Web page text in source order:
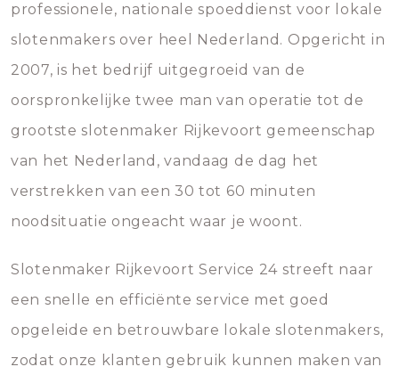
professionele, nationale spoeddienst voor lokale
slotenmakers over heel Nederland. Opgericht in
2007, is het bedrijf uitgegroeid van de
oorspronkelijke twee man van operatie tot de
grootste slotenmaker Rijkevoort gemeenschap
van het Nederland, vandaag de dag het
verstrekken van een 30 tot 60 minuten
noodsituatie ongeacht waar je woont.
Slotenmaker Rijkevoort Service 24 streeft naar
een snelle en efficiënte service met goed
opgeleide en betrouwbare lokale slotenmakers,
zodat onze klanten gebruik kunnen maken van